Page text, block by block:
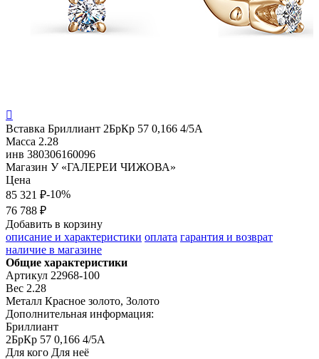

Вставка Бриллиант 2БрКр 57 0,166 4/5А
Масса 2.28
инв 380306160096
Магазин У «ГАЛЕРЕИ ЧИЖОВА»
Цена
85 321 ₽-10%
76 788 ₽
Добавить в корзину
описание и характеристики оплата гарантия и возврат
наличие в магазине
Общие характеристики
Артикул 22968-100
Вес 2.28
Металл Красное золото, Золото
Дополнительная информация:
Бриллиант
2БрКр 57 0,166 4/5А
Для кого Для неё